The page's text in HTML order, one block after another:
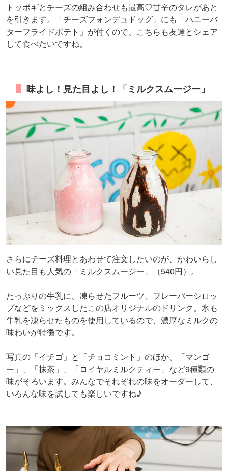
トッポギとチーズの組み合わせも最高♡甘辛のタレがあと
を引きます。「チーズフォンデュドッグ」にも「ハニーバ
ターフライドポテト」が付くので、こちらも友達とシェア
して食べたいですね。
味よし！見た目よし！「ミルクスムージー」
さらにチーズ料理とあわせて注文したいのが、かわいらし
い見た目も人気の「ミルクスムージー」（540円）。
たっぷりの牛乳に、凍らせたフルーツ、フレーバーシロッ
プなどをミックスしたこの店オリジナルのドリンク。氷も
牛乳を凍らせたものを使用しているので、濃厚なミルクの
味わいが特徴です。
写真の「イチゴ」と「チョコミント」のほか、「マンゴ
ー」、「抹茶」、「ロイヤルミルクティー」など9種類の
味がそろいます。みんなでそれぞれの味をオーダーして、
いろんな味を試しても楽しいですね♪